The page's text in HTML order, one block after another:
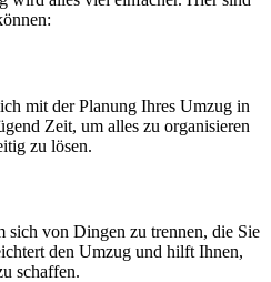
mit der Planung Ihres Umzug in
Zeit, um alles zu organisieren
zu lösen.
sich von Dingen zu trennen, die Sie
den Umzug und hilft Ihnen,
schaffen.